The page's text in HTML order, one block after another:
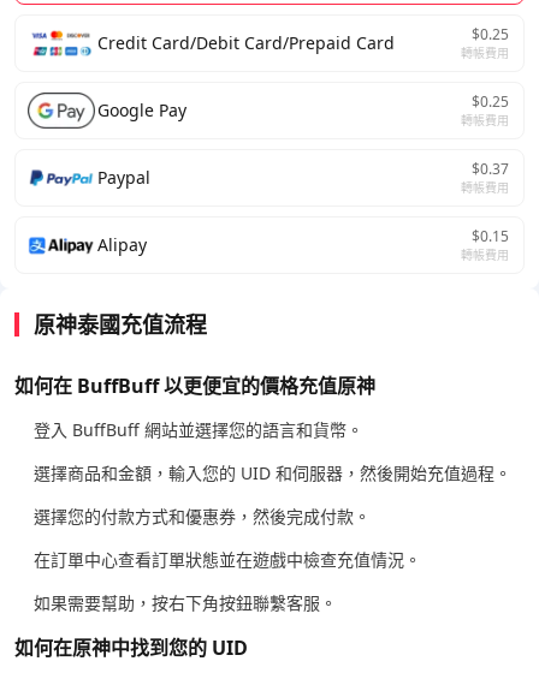
Credit Card/Debit Card/Prepaid Card $0.25
轉帳費用
Google Pay $0.25
轉帳費用
Paypal $0.37
轉帳費用
Alipay $0.15
轉帳費用
原神泰國充值流程
如何在 BuffBuff 以更便宜的價格充值原神
登入 BuffBuff 網站並選擇您的語言和貨幣。
選擇商品和金額，輸入您的 UID 和伺服器，然後開始充值過程。
選擇您的付款方式和優惠券，然後完成付款。
在訂單中心查看訂單狀態並在遊戲中檢查充值情況。
如果需要幫助，按右下角按鈕聯繫客服。
如何在原神中找到您的 UID